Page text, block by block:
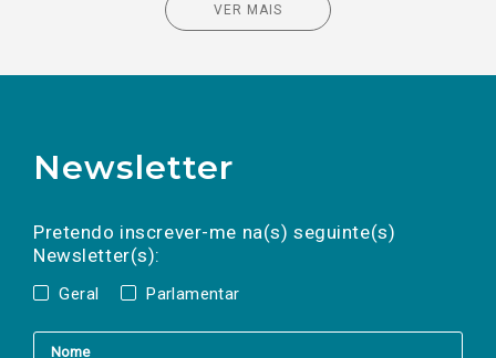
VER MAIS
Newsletter
Pretendo inscrever-me na(s) seguinte(s)
Newsletter(s):
Geral Parlamentar
a(s) newsletter(s).
mail